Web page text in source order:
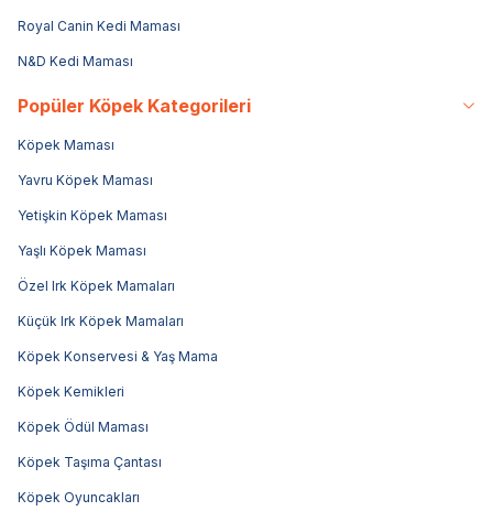
Royal Canin Kedi Maması
N&D Kedi Maması
Popüler Köpek Kategorileri
Köpek Maması
Yavru Köpek Maması
Yetişkin Köpek Maması
Yaşlı Köpek Maması
Özel Irk Köpek Mamaları
Küçük Irk Köpek Mamaları
Köpek Konservesi & Yaş Mama
Köpek Kemikleri
Köpek Ödül Maması
Köpek Taşıma Çantası
Köpek Oyuncakları